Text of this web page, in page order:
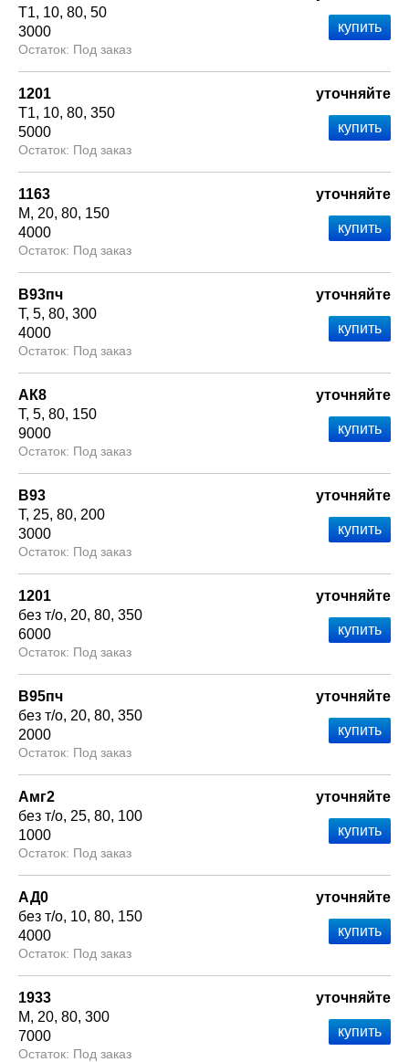
Т1 10 80 50
3000
Под заказ
1201
Т1 10 80 350
5000
Под заказ
уточняйте
1163
М
20 80 150
4000
Под заказ
уточняйте
В93пч
Т 5 80 300
4000
Под заказ
уточняйте
АК8
Т 5 80 150
9000
Под заказ
уточняйте
В93
Т 25 80 200
3000
Под заказ
уточняйте
1201
без т/о 20 80 350
6000
Под заказ
уточняйте
В95пч
без т/о 20 80 350
2000
Под заказ
уточняйте
Амг2
без т/о 25 80 100
1000
Под заказ
уточняйте
АД0
без т/о 10 80 150
4000
Под заказ
уточняйте
1933
М
20 80 300
7000
Под заказ
уточняйте